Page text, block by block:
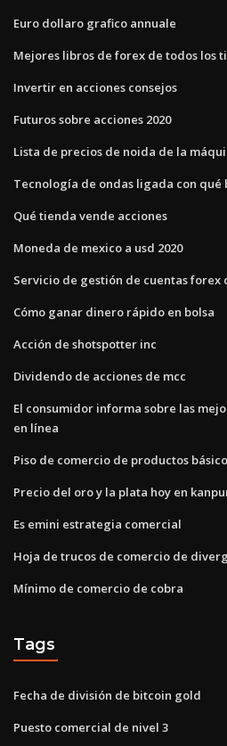
Euro dollaro grafico annuale
Mejores libros de forex de todos los
Invertir en acciones consejos
Futuros sobre acciones 2020
Lista de precios de noida de la
Tecnología de ondas ligada con qué
Qué tienda vende acciones
Moneda de mexico a usd 2020
Servicio de gestión de cuentas forex
Cómo ganar dinero rápido en bolsa
Acción de shotspotter inc
Dividendo de acciones de mcc
El consumidor informa sobre las
en línea
Piso de comercio de productos
Precio del oro y la plata hoy en
Es emini estrategia comercial
Hoja de trucos de comercio de
Mínimo de comercio de cobra
Tags
Fecha de división de bitcoin gold
Puesto comercial de nivel 3